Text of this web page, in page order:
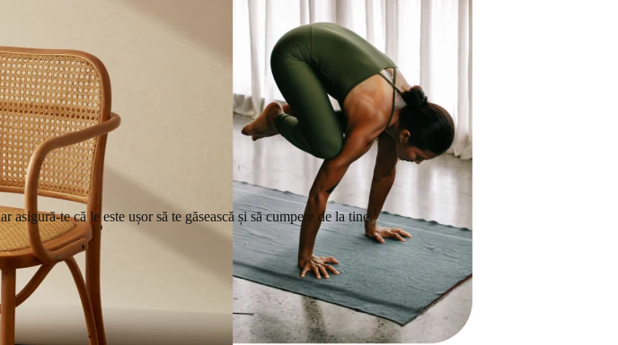
te că le este ușor să te găsească și să cumpere de la tine. 1